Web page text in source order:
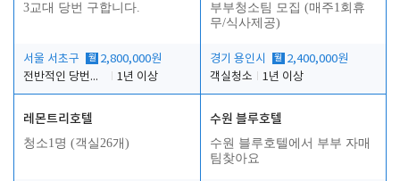
3교대 당번 구합니다.
서울 서초구 월 2,800,000원
전반적인 당번업무
1년 이상
부부청소팀 모집 (매주1회휴
무/식사제공)
경기 용인시 월 2,400,000원
객실청소
1년 이상
레몬트리호텔
청소1명 (객실26개)
수원 블루호텔
수원 블루호텔에서 부부 자매
팀찾아요